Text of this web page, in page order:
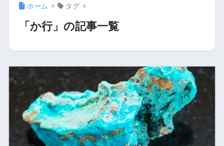
ホーム タグ
「か行」の記事一覧